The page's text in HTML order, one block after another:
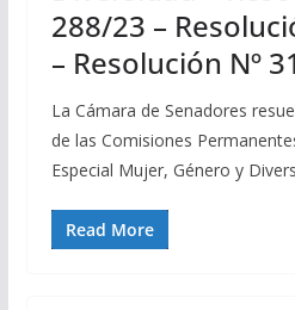
288/23 –
– Resolución Nº
La Cámara de Senadores
de las Comisiones
Especial Mujer, Género y
Read More